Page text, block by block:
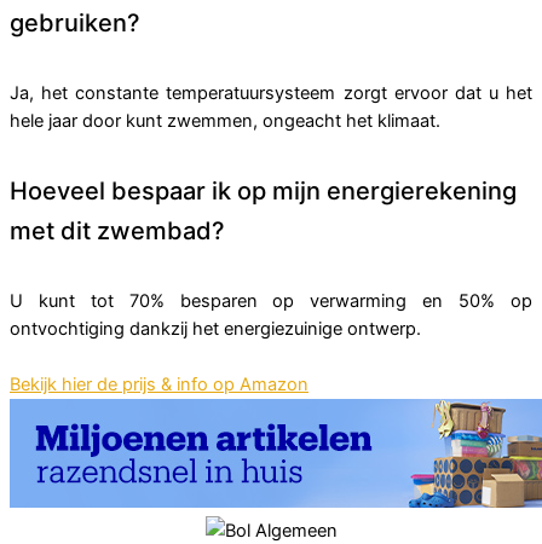
gebruiken?
Ja, het constante temperatuursysteem zorgt ervoor dat u het
hele jaar door kunt zwemmen, ongeacht het klimaat.
Hoeveel bespaar ik op mijn energierekening
met dit zwembad?
U kunt tot 70% besparen op verwarming en 50% op
ontvochtiging dankzij het energiezuinige ontwerp.
Bekijk hier de prijs & info op Amazon